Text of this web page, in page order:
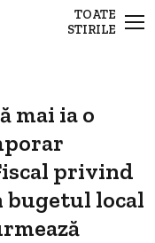
TOATE
STIRILE
mai ia o
privind
local